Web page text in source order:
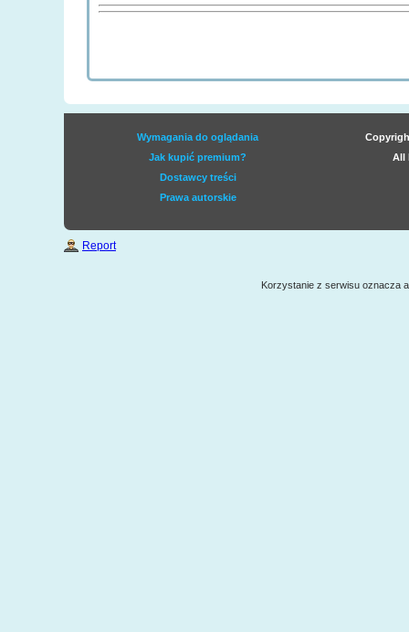
Wymagania do oglądania
Jak kupić premium?
Dostawcy treści
Prawa autorskie
All
Report
Korzystanie z serwisu oznacza